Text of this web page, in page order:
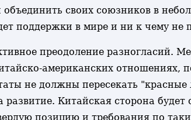
своих союзников в
поддержки в мире и ни к чему не
преодоление разногласий.
американских отношениях,
не должны пересекать "красные
Китайская сторона будет
позицию и требования по